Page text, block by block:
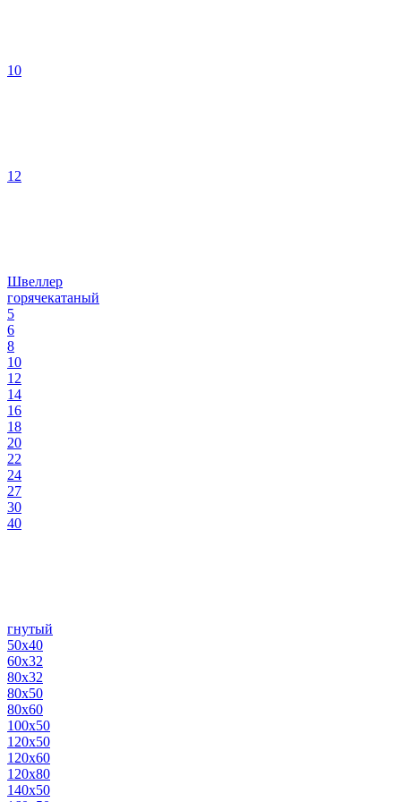
10
12
Швеллер
горячекатаный
5
6
8
10
12
14
16
18
20
22
24
27
30
40
гнутый
50х40
60х32
80х32
80х50
80х60
100х50
120х50
120х60
120х80
140х50